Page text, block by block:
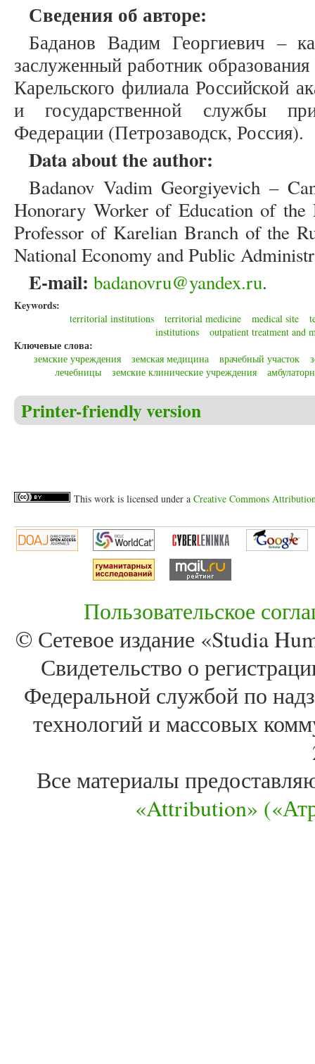
Сведения об авторе:
Баданов Вадим Георгиевич –
заслуженный работник
Карельского филиала Российской
и государственной службы
Федерации (Петрозаводск, Россия).
Data about the author:
Badanov Vadim Georgiyevich –
Honorary Worker of Education of
Professor of Karelian Branch of the
National Economy and Public
E-mail: badanovru@yandex.ru.
Keywords:
territorial institutions territorial medicine medical site
institutions
outpatient treatment and
Ключевые слова:
земские учреждения земская медицина врачебный участок
лечебницы
земские клинические учреждения
Printer-friendly version
This work is licensed under a Creative Commons
Пользовательское
© Сетевое издание «Studia
Свидетельство о
Федеральной службой по
технологий и массовых
Все материалы
«Attribution»